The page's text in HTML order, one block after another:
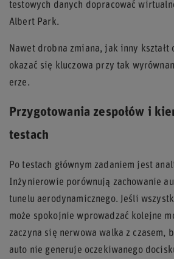
testowych danych dopracować
Albert Park.
Nawet drobna zmiana, jak inny kształt
okazać się kluczowa przy tak
erze.
Przygotowania zespołów i
testach
Po testach głównym zadaniem jest
Inżynierowie porównują zachowanie
tunelu aerodynamicznego. Jeśli
może spokojnie wprowadzać kolejne
zaczyna się nerwowa walka z czasem,
auto nie generuje oczekiwanego